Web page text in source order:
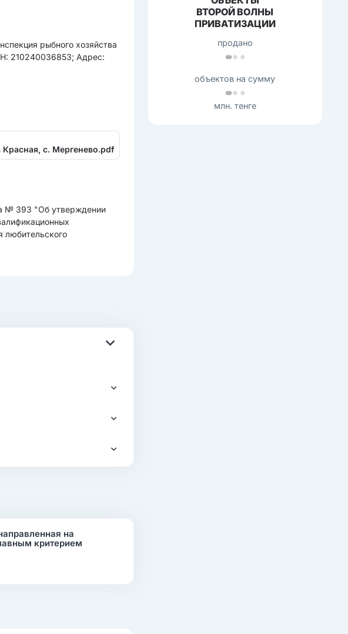
рыбного хозяйства
210240036853; Адрес:
с. Мергенево.pdf
№ 393 "Об утверждении
любительского
на
критерием
ВТОРОЙ ВОЛНЫ
ПРИВАТИЗАЦИИ
продано
объектов на сумму
млн. тенге